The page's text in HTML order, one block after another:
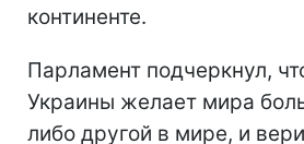
континенте.
Парламент подчеркнул,
Украины желает мира
либо другой в мире, и